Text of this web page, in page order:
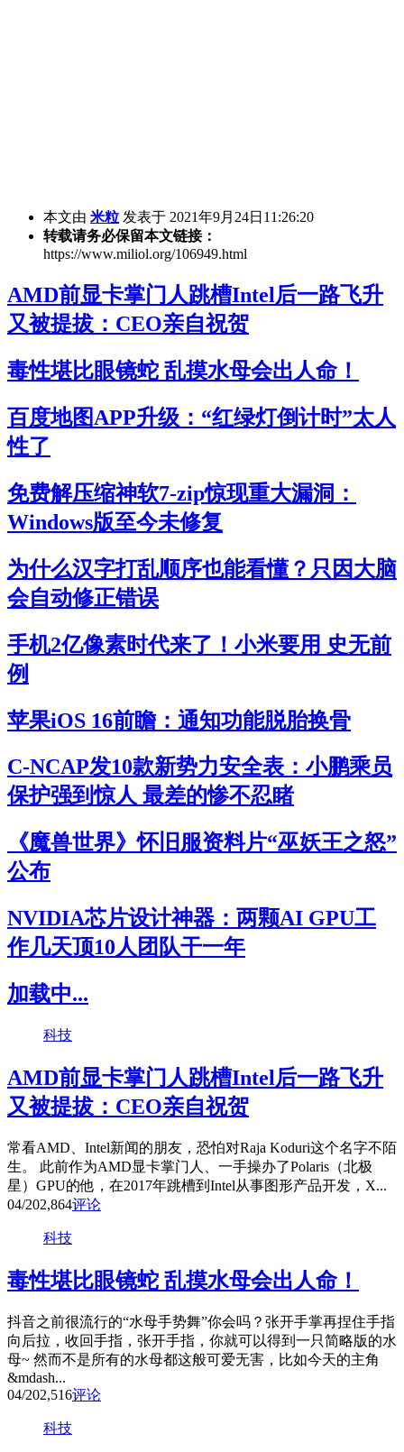
本文由 米粒 发表于 2021年9月24日11:26:20
转载请务必保留本文链接：
https://www.miliol.org/106949.html
AMD前显卡掌门人跳槽Intel后一路飞升
又被提拔：CEO亲自祝贺
毒性堪比眼镜蛇 乱摸水母会出人命！
百度地图APP升级：“红绿灯倒计时”太人
性了
免费解压缩神软7-zip惊现重大漏洞：
Windows版至今未修复
为什么汉字打乱顺序也能看懂？只因大脑
会自动修正错误
手机2亿像素时代来了！小米要用 史无前
例
苹果iOS 16前瞻：通知功能脱胎换骨
C-NCAP发10款新势力安全表：小鹏乘员
保护强到惊人 最差的惨不忍睹
《魔兽世界》怀旧服资料片“巫妖王之怒”
公布
NVIDIA芯片设计神器：两颗AI GPU工
作几天顶10人团队干一年
加载中...
科技
AMD前显卡掌门人跳槽Intel后一路飞升
又被提拔：CEO亲自祝贺
常看AMD、Intel新闻的朋友，恐怕对Raja Koduri这个名字不陌
生。 此前作为AMD显卡掌门人、一手操办了Polaris（北极
星）GPU的他，在2017年跳槽到Intel从事图形产品开发，X...
04/202,864评论
科技
毒性堪比眼镜蛇 乱摸水母会出人命！
抖音之前很流行的“水母手势舞”你会吗？张开手掌再捏住手指
向后拉，收回手指，张开手指，你就可以得到一只简略版的水
母~ 然而不是所有的水母都这般可爱无害，比如今天的主角
&mdash...
04/202,516评论
科技